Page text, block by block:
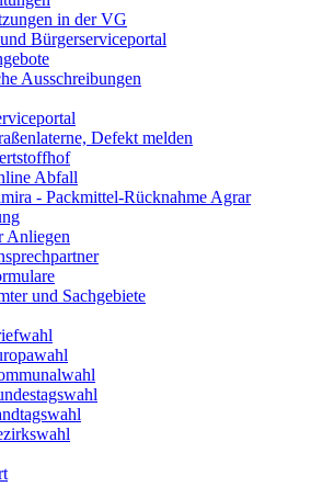
in der VG
Bürgerserviceportal
Ausschreibungen
Defekt melden
Abfall
- Packmittel-Rücknahme Agrar
Anliegen
und Sachgebiete